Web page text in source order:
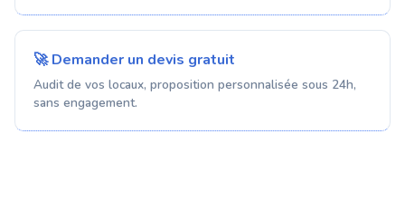
🚀 Demander un devis gratuit
Audit de vos locaux, proposition personnalisée sous 24h,
sans engagement.